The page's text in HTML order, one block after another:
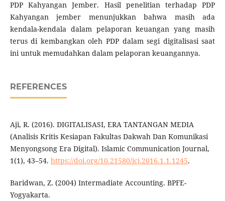
PDP Kahyangan Jember. Hasil penelitian terhadap PDP
Kahyangan jember menunjukkan bahwa masih ada
kendala-kendala dalam pelaporan keuangan yang masih
terus di kembangkan oleh PDP dalam segi digitalisasi saat
ini untuk memudahkan dalam pelaporan keuangannya.
REFERENCES
Aji, R. (2016). DIGITALISASI, ERA TANTANGAN MEDIA
(Analisis Kritis Kesiapan Fakultas Dakwah Dan Komunikasi
Menyongsong Era Digital). Islamic Communication Journal,
1(1), 43–54. https://doi.org/10.21580/icj.2016.1.1.1245.
Baridwan, Z. (2004) Intermadiate Accounting. BPFE-
Yogyakarta.